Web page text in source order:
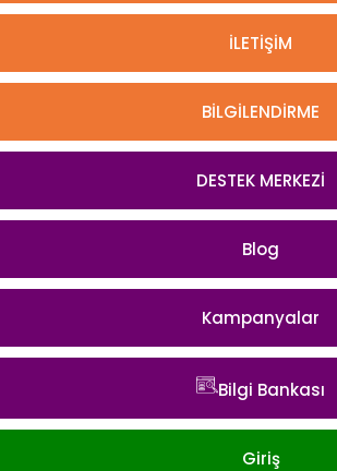
İLETİŞİM
BİLGİLENDİRME
DESTEK MERKEZİ
Blog
Kampanyalar
Bilgi Bankası
Giriş